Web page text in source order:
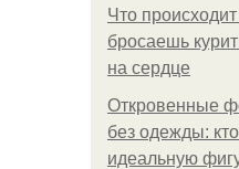
Что
бросаешь
на сердце
Откровенные
без одежды:
идеальную